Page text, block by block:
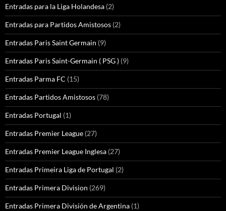
Entradas para la Liga Holandesa (2)
Entradas para Partidos Amistosos (2)
Entradas Paris Saint Germain (9)
Entradas Paris Saint-Germain ( PSG ) (9)
Entradas Parma FC (15)
Entradas Partidos Amistosos (78)
Entradas Portugal (1)
Entradas Premier League (27)
Entradas Premier League Inglesa (27)
Entradas Primeira Liga de Portugal (2)
Entradas Primera Division (269)
Entradas Primera División de Argentina (1)